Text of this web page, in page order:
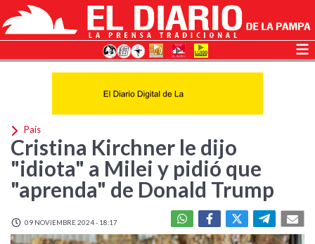
País
Cristina Kirchner le dijo
"idiota" a Milei y pidió que
"aprenda" de Donald Trump
09 NOVIEMBRE 2024 - 18:17